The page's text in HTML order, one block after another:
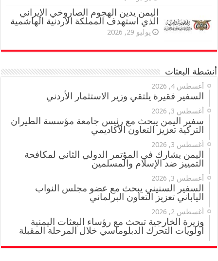
اليمن يدين الهجوم الصاروخي الإيراني
الذي استهدف المملكة الأردنية الهاشمية
يوليو 29, 2026
أنشطة البعثات
أغسطس 4, 2026
السفير فقيرة يلتقي وزير الاستثمار الأردني
أغسطس 3, 2026
سفير اليمن يبحث مع رئيس جامعة مؤسسة الطيران
التركية تعزيز التعاون الأكاديمي
أغسطس 3, 2026
اليمن يشارك في المؤتمر الدولي الثاني لمكافحة
التمييز ضد الإسلام والمسلمين
أغسطس 3, 2026
السفير السنيني يبحث مع عضو مجلس النواب
الياباني تعزيز التعاون البرلماني
أغسطس 2, 2026
وزيرة الخارجية تبحث مع رؤساء البعثات اليمنية
أولويات التحرك الدبلوماسي خلال المرحلة المقبلة